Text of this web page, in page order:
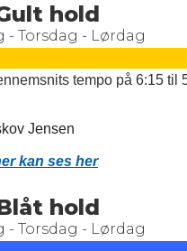
hold
- Torsdag - Lørdag
tempo på 6:15
Jensen
kan ses her
hold
- Torsdag - Lørdag